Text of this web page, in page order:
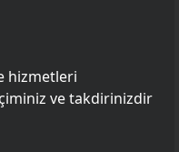
hizmetleri
ve takdirinizdir